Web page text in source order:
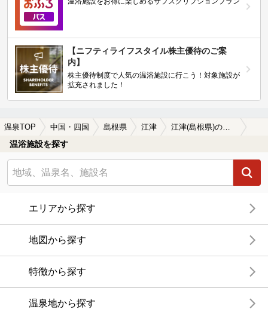
【ニフティライフスタイル株主優待のご案
内】
株主優待制度で人気の温浴施設に行こう！対象施設が
拡充されました！
温泉TOP 中国・四国 島根県 江津 江津(島根県)の温泉宿・温泉旅館・ホテルおすすめ13選(2026年版)
温浴施設を探す
エリアから探す
地図から探す
特徴から探す
温泉地から探す